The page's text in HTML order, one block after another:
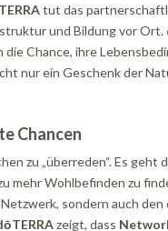
tut das
und Bildung vor Ort.
Chance, ihre
nur ein Geschenk der
Chancen
zu „überreden“. Es geht
mehr Wohlbefinden zu
sondern auch
zeigt, dass